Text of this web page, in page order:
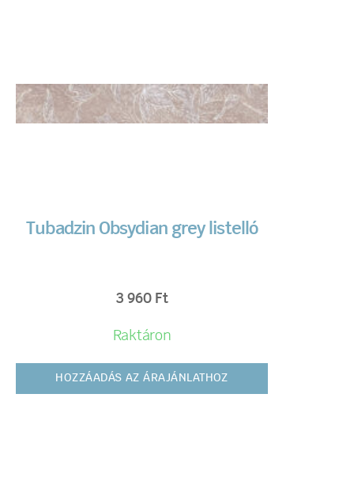
Tubadzin Obsydian grey listelló
3 960 Ft
Raktáron
HOZZÁADÁS AZ ÁRAJÁNLATHOZ